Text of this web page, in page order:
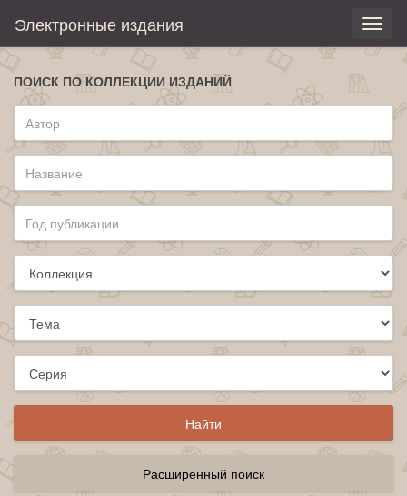
Электронные издания
ПОИСК ПО КОЛЛЕКЦИИ ИЗДАНИЙ
Расширенный поиск